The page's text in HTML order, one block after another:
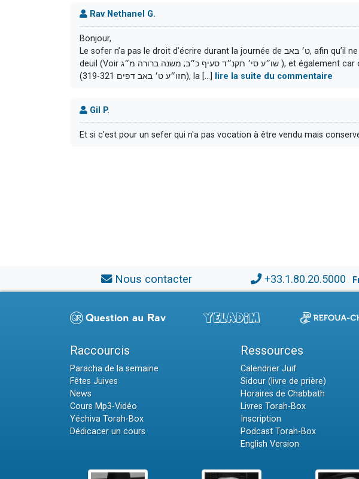
Rav Nethanel G.
Bonjour,
Le sofer n’a pas le droit d’écrire durant la journée de ט׳ באב, afin qu’il ne détourne pas son attention du
deuil (Voir שו״ע סי׳ תקנ״ד סעיף כ״ב; משנה ברורה מ״ג ), et également car on ne fait pas de מלאכה ce jour
(חזו״ע ט׳ באב דפים 319-321), la [...]
lire la suite du commentaire
Gil P.
Et si c'est pour un sefer qui n'a pas vocation à être vendu mais
Nous contacter +33.1.80.20.5000
Raccourcis
Paracha de la semaine
Fêtes Juives
News
Cours Mp3-Vidéo
Yéchiva Torah-Box
Dédicacer un cours
Ressources
Calendrier Juif
Sidour (livre de prière)
Horaires de Chabbath
Livres Torah-Box
Inscription
Podcast Torah-Box
English Version